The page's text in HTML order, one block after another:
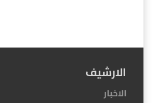
الارشيف
الاخبار